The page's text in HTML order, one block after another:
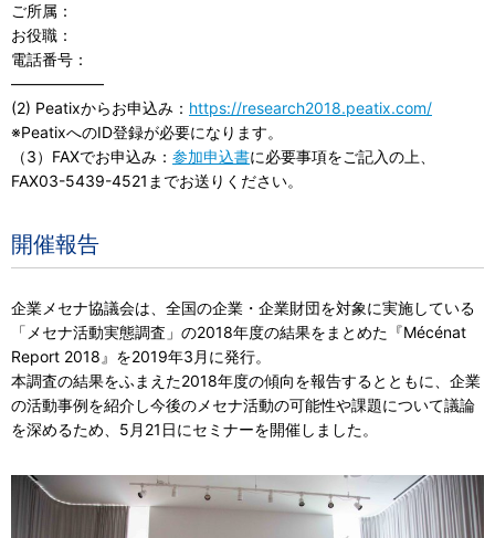
ご所属：
お役職：
電話番号：
——————
(2) Peatixからお申込み： https://research2018.peatix.com/
※PeatixへのID登録が必要になります。
（3）FAXでお申込み： 参加申込書に必要事項をご記入の上、
FAX03-5439-4521までお送りください。
開催報告
企業メセナ協議会は、全国の企業・企業財団を対象に実施している
「メセナ活動実態調査」の2018年度の結果をまとめた『Mécénat
Report 2018』を2019年3月に発行。
本調査の結果をふまえた2018年度の傾向を報告するとともに、企業
の活動事例を紹介し今後のメセナ活動の可能性や課題について議論
を深めるため、5月21日にセミナーを開催しました。